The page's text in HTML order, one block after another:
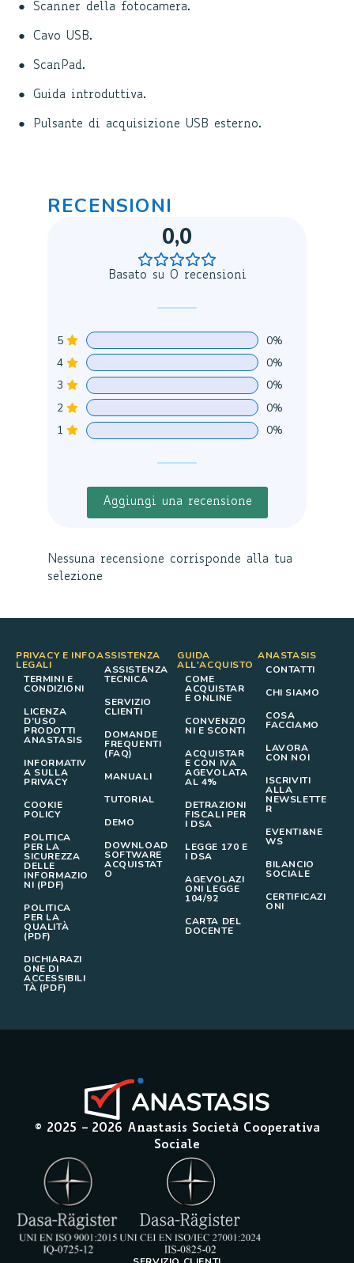
Scanner della fotocamera.
Cavo USB.
ScanPad.
Guida introduttiva.
Pulsante di acquisizione USB esterno.
RECENSIONI
0,0
Basato su 0 recensioni
5
0%
4
0%
3
0%
2
0%
1
0%
Aggiungi una recensione
Nessuna recensione corrisponde alla tua
selezione
PRIVACY E INFO
LEGALI
TERMINI E
CONDIZIONI
LICENZA
D’USO
PRODOTTI
ANASTASIS
INFORMATIV
A SULLA
PRIVACY
COOKIE
POLICY
POLITICA
PER LA
SICUREZZA
DELLE
INFORMAZIO
NI (PDF)
POLITICA
PER LA
QUALITÀ
(PDF)
DICHIARAZI
ONE DI
ACCESSIBILI
TÀ (PDF)
ASSISTENZA
ASSISTENZA
TECNICA
SERVIZIO
CLIENTI
DOMANDE
FREQUENTI
(FAQ)
MANUALI
TUTORIAL
DEMO
DOWNLOAD
SOFTWARE
ACQUISTAT
O
GUIDA
ALL'ACQUISTO
COME
ACQUISTAR
E ONLINE
CONVENZIO
NI E SCONTI
ACQUISTAR
E CON IVA
AGEVOLATA
AL 4%
DETRAZIONI
FISCALI PER
I DSA
LEGGE 170 E
I DSA
AGEVOLAZI
ONI LEGGE
104/92
CARTA DEL
DOCENTE
ANASTASIS
CONTATTI
CHI SIAMO
COSA
FACCIAMO
LAVORA
CON NOI
ISCRIVITI
ALLA
NEWSLETTE
R
EVENTI&NE
WS
BILANCIO
SOCIALE
CERTIFICAZI
ONI
© 2025 – 2026 Anastasis Società Cooperativa
Sociale